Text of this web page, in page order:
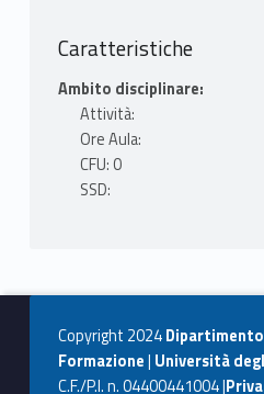
Caratteristiche
Ambito disciplinare:
Attività:
Ore Aula:
CFU: 0
SSD:
Copyright 2024
Formazione| Università
C.F./P.I. n. 04400441004 |